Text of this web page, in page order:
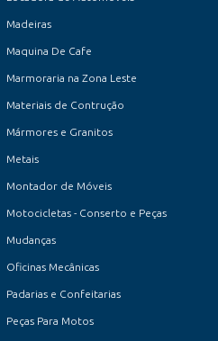
Madeiras
Maquina De Cafe
Marmoraria na Zona Leste
Materiais de Contrução
Mármores e Granitos
Metais
Montador de Móveis
Motocicletas - Conserto e Peças
Mudanças
Oficinas Mecânicas
Padarias e Confeitarias
Peças Para Motos